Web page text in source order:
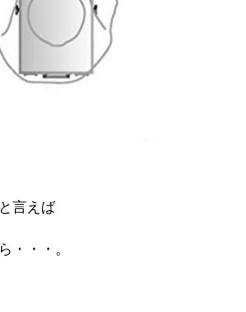
言えば
・・・。